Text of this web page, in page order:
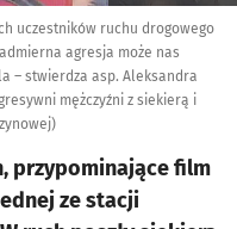
uczestników ruchu drogowego
agresja może nas
– stwierdza asp. Aleksandra
mężczyźni z siekierą i
przypominające film
ze stacji